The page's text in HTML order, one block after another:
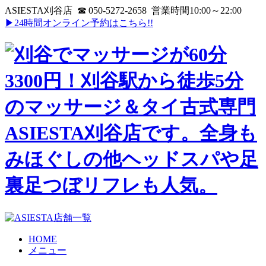
ASIESTA刈谷店 ☎ 050-5272-2658 営業時間10:00～22:00
▶24時間オンライン予約はこちら!!
HOME
メニュー